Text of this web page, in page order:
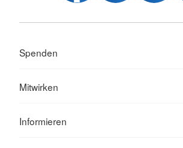
Spenden
Mitwirken
Informieren